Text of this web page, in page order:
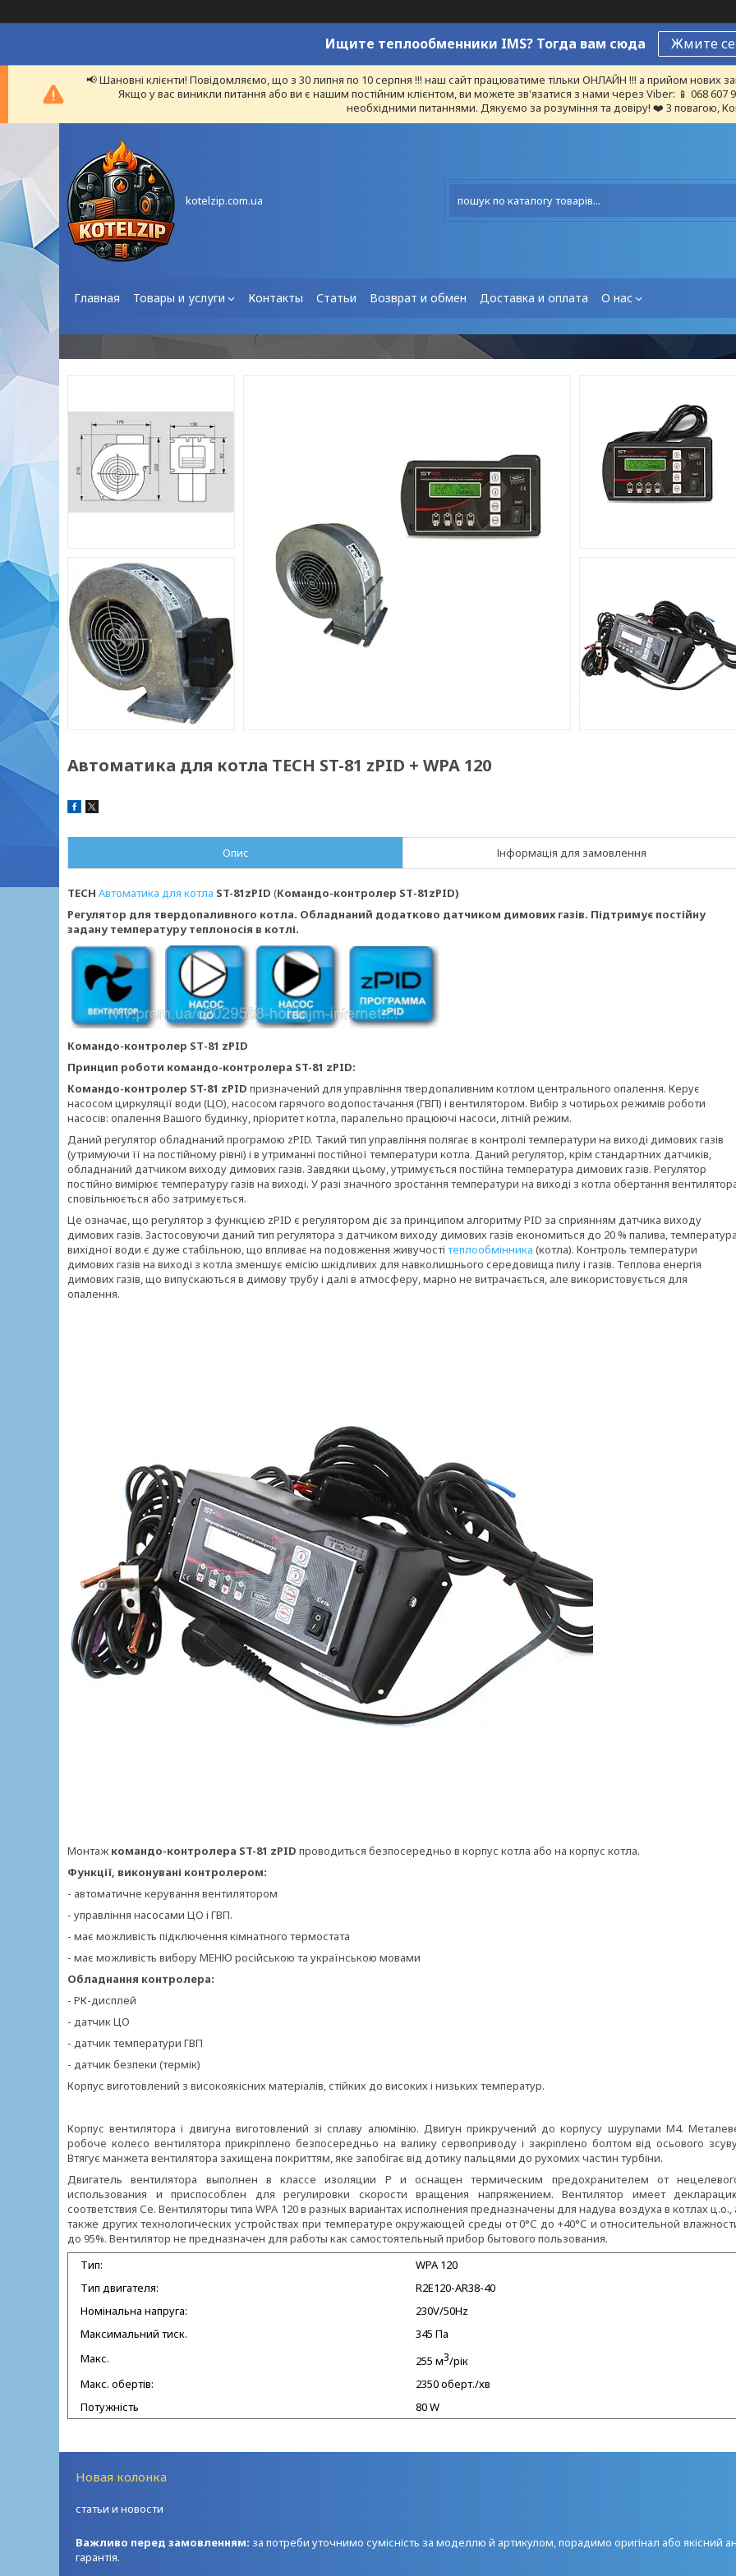
Ищите теплообменники IMS? Тогда вам сюда Жмите
📢 Шановні клієнти! Повідомляємо, що з 30 липня по 10 серпня !!! наш сайт працюватиме тільки ОНЛАЙН !!! а прийом
Якщо у вас виникли питання або ви є нашим постійним клієнтом, ви можете зв'язатися з нами через Viber: 📱 068
необхідними питаннями. Дякуємо за розуміння та довіру! ❤️ З повагою,
kotelzip.com.ua
Главная Товары и услуги Контакты Статьи Возврат и обмен Доставка и оплата О нас
Автоматика для котла TECH ST-81 zPID + WPA 120
Опис Інформація для замовлення
TECH Автоматика для котла ST-81zPID (Командо-контролер ЅТ-81zPID)
Регулятор для твердопаливного котла. Обладнаний додатково датчиком димових газів. Підтримує постійну
задану температуру теплоносія в котлі.
Командо-контролер ЅТ-81 zPID
Принцип роботи командо-контролера ST-81 zPID:
Командо-контролер ST-81 zPID призначений для управління твердопаливним котлом центрального опалення. Керує
насосом циркуляції води (ЦО), насосом гарячого водопостачання (ГВП) і вентилятором. Вибір з чотирьох режимів роботи
насосів: опалення Вашого будинку, пріоритет котла, паралельно працюючі насоси, літній режим.
Даний регулятор обладнаний програмою zPID. Такий тип управління полягає в контролі температури на виході димових газів
(утримуючи її на постійному рівні) і в утриманні постійної температури котла. Даний регулятор, крім стандартних датчиків,
обладнаний датчиком виходу димових газів. Завдяки цьому, утримується постійна температура димових газів. Регулятор
постійно вимірює температуру газів на виході. У разі значного зростання температури на виході з котла обертання
сповільнюється або затримується.
Це означає, що регулятор з функцією zPID є регулятором діє за принципом алгоритму PID за сприянням датчика виходу
димових газів. Застосовуючи даний тип регулятора з датчиком виходу димових газів економиться до 20 % палива,
вихідної води є дуже стабільною, що впливає на подовження живучості теплообмінника (котла). Контроль температури
димових газів на виході з котла зменшує емісію шкідливих для навколишнього середовища пилу і газів. Теплова енергія
димових газів, що випускаються в димову трубу і далі в атмосферу, марно не витрачається, але використовується для
опалення.
Монтаж командо-контролера ST-81 zPID проводиться безпосередньо в корпус котла або на корпус котла.
Функції, виконувані контролером:
- автоматичне керування вентилятором
- управління насосами ЦО і ГВП.
- має можливість підключення кімнатного термостата
- має можливість вибору МЕНЮ російською та українською мовами
Обладнання контролера:
- РК-дисплей
- датчик ЦО
- датчик температури ГВП
- датчик безпеки (термік)
Корпус виготовлений з високоякісних матеріалів, стійких до високих і низьких температур.
Корпус вентилятора і двигуна виготовлений зі сплаву алюмінію. Двигун прикручений до корпусу шурупами М4.
робоче колесо вентилятора прикріплено безпосередньо на валику сервоприводу і закріплено болтом від осьового
Втягує манжета вентилятора захищена покриттям, яке запобігає від дотику пальцями до рухомих частин турбіни.
Двигатель вентилятора выполнен в классе изоляции Р и оснащен термическим предохранителем от
использования и приспособлен для регулировки скорости вращения напряжением. Вентилятор имеет
соответствия Се. Вентиляторы типа WPA 120 в разных вариантах исполнения предназначены для надува воздуха в котлах ц.о.,
также других технологических устройствах при температуре окружающей среды от 0°С до +40°С и относительной
до 95%. Вентилятор не предназначен для работы как самостоятельный прибор бытового пользования.
Тип:
WPA 120
Тип двигателя:
R2E120-AR38-40
Номінальна напруга:
230V/50Hz
Максимальний тиск.
345 Па
Макс.
255 м3/рік
Макс. обертів:
2350 оберт./хв
Потужність
80 W
Новая колонка
статьи и новости
Важливо перед замовленням: за потреби уточнимо сумісність за моделлю й артикулом, порадимо оригінал або якісний
гарантія.